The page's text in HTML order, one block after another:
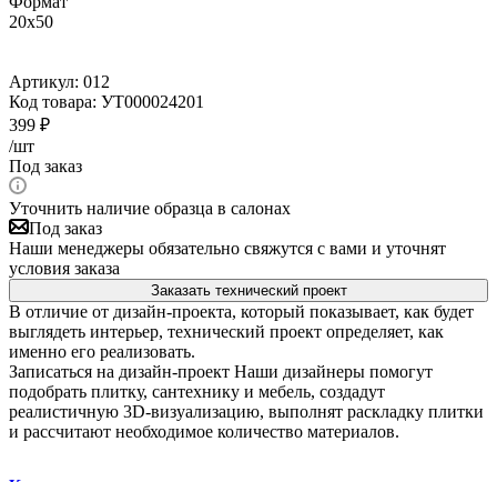
20x50
Артикул: 012
Код товара: УТ000024201
399 ₽
/шт
Под заказ
Уточнить наличие образца в салонах
Под заказ
Наши менеджеры обязательно свяжутся с вами и уточнят
условия заказа
Заказать технический проект
В отличие от дизайн-проекта, который показывает, как будет
выглядеть интерьер, технический проект определяет, как
именно его реализовать.
Записаться на дизайн-проект Наши дизайнеры помогут
подобрать плитку, сантехнику и мебель, создадут
реалистичную 3D-визуализацию, выполнят раскладку плитки
и рассчитают необходимое количество материалов.